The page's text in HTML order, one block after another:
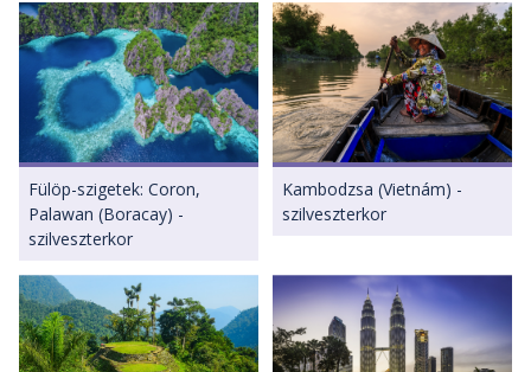
Fülöp-szigetek: Coron,
Palawan (Boracay) -
szilveszterkor
Kambodzsa (Vietnám) -
szilveszterkor